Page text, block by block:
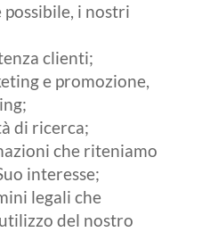
i nostri
clienti;
e promozione,
di ricerca;
che riteniamo
interesse;
legali che
del nostro